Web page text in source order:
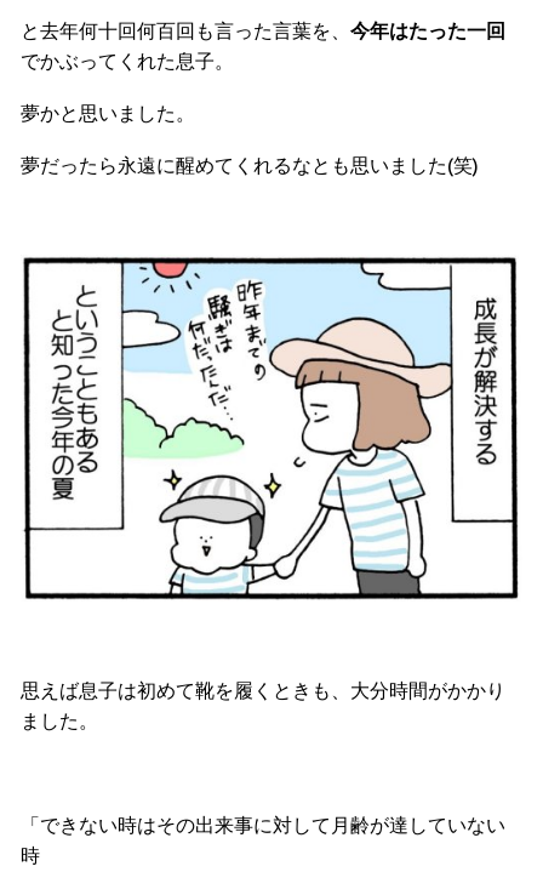
と去年何十回何百回も言った言葉を、 今年はたった一回
でかぶってくれた息子。
夢かと思いました。
夢だったら永遠に醒めてくれるなとも思いました(笑)
思えば息子は初めて靴を履くときも、大分時間がかかり
ました。
「できない時はその出来事に対して月齢が達していない
時